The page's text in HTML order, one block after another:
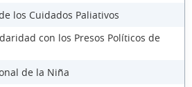
los Cuidados Paliativos
con los Presos Políticos de
de la Niña